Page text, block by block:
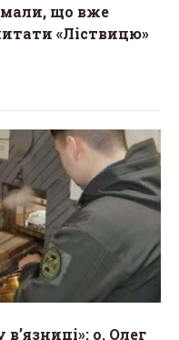
що вже
«Ліствицю»
о. Олег